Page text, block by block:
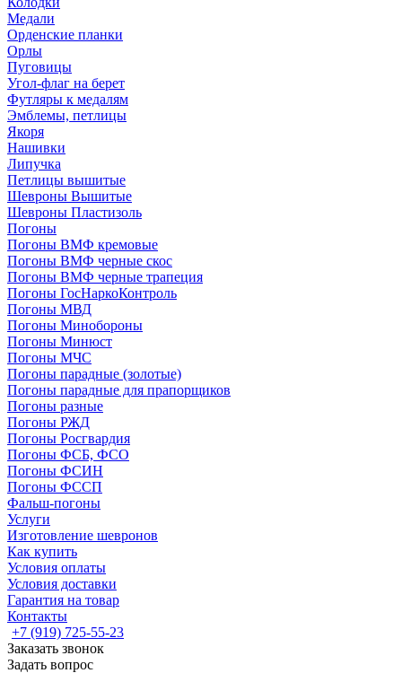
Медали
Орденские планки
Орлы
Пуговицы
Угол-флаг на берет
Футляры к медалям
Эмблемы, петлицы
Якоря
Нашивки
Липучка
Петлицы вышитые
Шевроны Вышитые
Шевроны Пластизоль
Погоны
Погоны ВМФ кремовые
Погоны ВМФ черные скос
Погоны ВМФ черные трапеция
Погоны ГосНаркоКонтроль
Погоны МВД
Погоны Минобороны
Погоны Минюст
Погоны МЧС
Погоны парадные (золотые)
Погоны парадные для прапорщиков
Погоны разные
Погоны РЖД
Погоны Росгвардия
Погоны ФСБ, ФСО
Погоны ФСИН
Погоны ФССП
Фальш-погоны
Услуги
Изготовление шевронов
Как купить
Условия оплаты
Условия доставки
Гарантия на товар
Контакты
+7 (919) 725-55-23
Заказать звонок
Задать вопрос